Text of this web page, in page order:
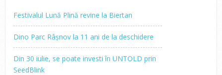
Festivalul Lună Plină revine la Biertan
Dino Parc Râșnov la 11 ani de la deschidere
Din 30 iulie, se poate investi în UNTOLD prin
SeedBlink